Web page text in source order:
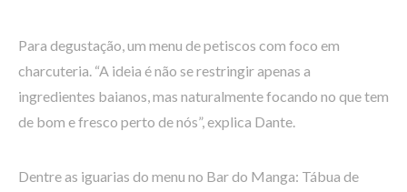
Para degustação, um menu de petiscos com foco em
charcuteria. “A ideia é não se restringir apenas a
ingredientes baianos, mas naturalmente focando no que tem
de bom e fresco perto de nós”, explica Dante.
Dentre as iguarias do menu no Bar do Manga: Tábua de